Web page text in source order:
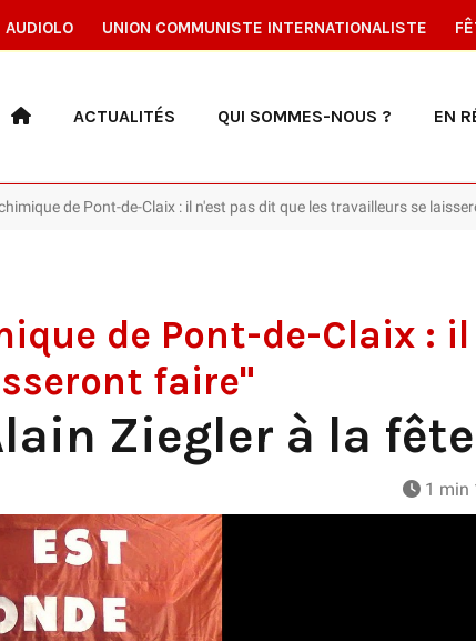
AUDIOLO UNION COMMUNISTE INTERNATIONALISTE
ACTUALITÉS QUI SOMMES-NOUS ? EN
de Pont-de-Claix : il n'est pas dit que les travailleurs se
de Pont-de-Claix :
faire"
Ziegler à la
1 min